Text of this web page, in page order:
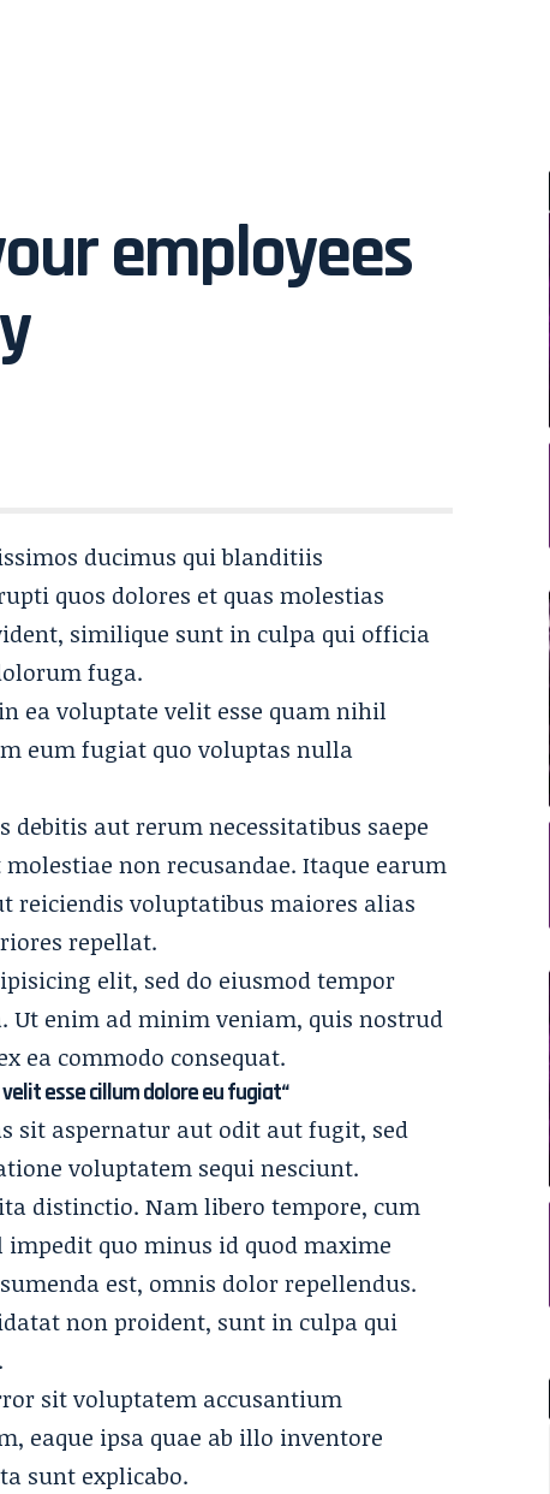
employees
ducimus qui blanditiis
quos dolores et quas molestias
similique sunt in culpa qui officia
fuga.
ea voluptate velit esse quam nihil
eum fugiat quo voluptas nulla
aut rerum necessitatibus saepe
non recusandae. Itaque earum
reiciendis voluptatibus maiores alias
repellat.
elit, sed do eiusmod tempor
enim ad minim veniam, quis nostrud
ea commodo consequat.
esse cillum dolore eu fugiat“
sit aspernatur aut odit aut fugit, sed
voluptatem sequi nesciunt.
distinctio. Nam libero tempore, cum
quo minus id quod maxime
est, omnis dolor repellendus.
non proident, sunt in culpa qui
sit voluptatem accusantium
eaque ipsa quae ab illo inventore
sunt explicabo.